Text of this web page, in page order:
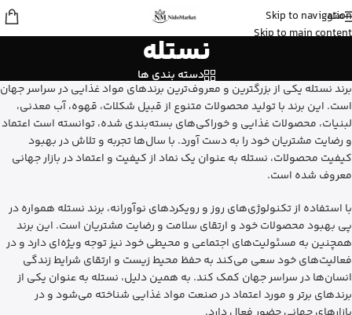
Skip to navigation
Skip to main content
منو
نستله
دسته بندی ها
برند نستله یکی از بزرگترین و معروف‌ترین برندهای مواد غذایی در سراسر جهان
است. این برند با تولید محصولات متنوع از قبیل شکلات، قهوه، آب معدنی،
لبنیات، محصولات غذایی و خوراکی‌های بسته‌بندی شده، توانسته است اعتماد
و رضایت مشتریان خود را به دست آورد. با سال‌ها تجربه و تلاش در بهبود
کیفیت محصولات، نستله به عنوان یک نماد از کیفیت و اعتماد در بازار جهانی
معروف شده است.
با استفاده از تکنولوژی‌های روز و رویکردهای نوآورانه، برند نستله همواره در
پی بهبود محصولات خود و ارتقای سلامت و رضایت مشتریان است. این برند
همچنین به مسئولیت‌های اجتماعی و محیطی خود نیز توجه ویژه‌ای دارد و در
فعالیت‌های خود سعی می‌کند به حفظ محیط زیست و ارتقای شرایط زندگی
انسان‌ها در سراسر جهان کمک کند. به همین دلیل، نستله به عنوان یکی از
برندهای برتر و مورد اعتماد در صنعت مواد غذایی شناخته می‌شود و در
شایلیاز تهران
ژل شستشوی بدن ویکتوریا سکرت رو